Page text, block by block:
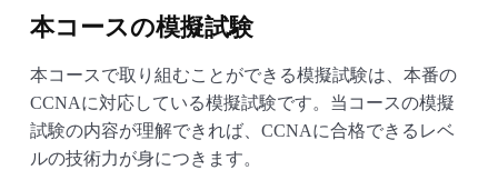
本コースの模擬試験
本コースで取り組むことができる模擬試験は、本番の
CCNAに対応している模擬試験です。当コースの模擬
試験の内容が理解できれば、CCNAに合格できるレベ
ルの技術力が身につきます。